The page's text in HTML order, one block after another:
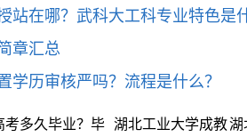
站在哪？武科大工科专业特色是
章汇总
学历审核严吗？流程是什么？
考多久毕业？毕 湖北工业大学成教湖